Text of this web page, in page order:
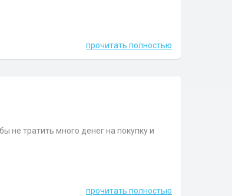
прочитать полностью
не тратить много денег на покупку и
прочитать полностью